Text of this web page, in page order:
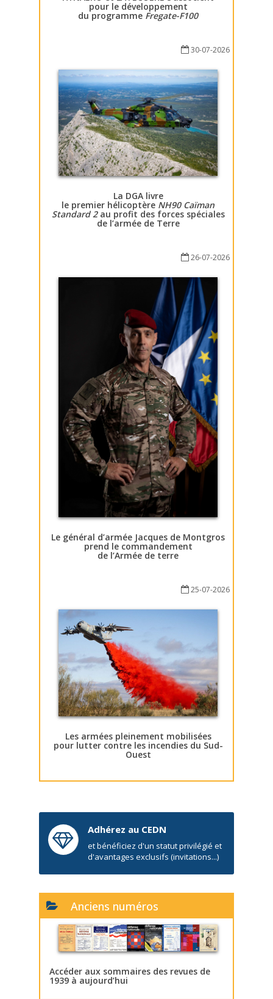
pour le développement
du programme Fregate-F100
30-07-2026
La DGA livre
le premier hélicoptère NH90 Caïman
Standard 2au profit des forces spéciales
de l’armée de Terre
26-07-2026
Le général d’armée Jacques de Montgros
prend le commandement
de l’Armée de terre
25-07-2026
Les armées pleinement mobilisées
pour lutter contre les incendies du Sud-
Ouest
Adhérez au CEDN
et bénéficiez d'un statut privilégié et
d'avantages exclusifs (invitations...)
Anciens numéros
Accéder aux sommaires des revues de
1939 à aujourd’hui